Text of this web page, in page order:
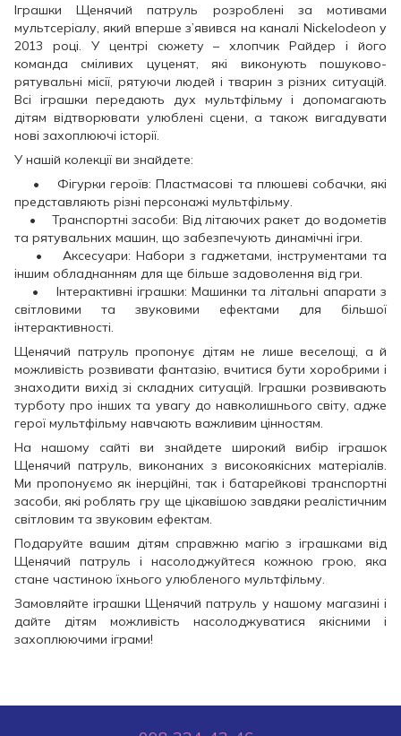
Іграшки Щенячий патруль розроблені за мотивами
мультсеріалу, який вперше з’явився на каналі Nickelodeon у
2013 році. У центрі сюжету – хлопчик Райдер і його
команда сміливих цуценят, які виконують пошуково-
рятувальні місії, рятуючи людей і тварин з різних ситуацій.
Всі іграшки передають дух мультфільму і допомагають
дітям відтворювати улюблені сцени, а також вигадувати
нові захоплюючі історії.
У нашій колекції ви знайдете:
• Фігурки героїв: Пластмасові та плюшеві собачки, які
представляють різні персонажі мультфільму.
• Транспортні засоби: Від літаючих ракет до водометів
та рятувальних машин, що забезпечують динамічні ігри.
• Аксесуари: Набори з гаджетами, інструментами та
іншим обладнанням для ще більше задоволення від гри.
• Інтерактивні іграшки: Машинки та літальні апарати з
світловими та звуковими ефектами для більшої
інтерактивності.
Щенячий патруль пропонує дітям не лише веселощі, а й
можливість розвивати фантазію, вчитися бути хоробрими і
знаходити вихід зі складних ситуацій. Іграшки розвивають
турботу про інших та увагу до навколишнього світу, адже
герої мультфільму навчають важливим цінностям.
На нашому сайті ви знайдете широкий вибір іграшок
Щенячий патруль, виконаних з високоякісних матеріалів.
Ми пропонуємо як інерційні, так і батарейкові транспортні
засоби, які роблять гру ще цікавішою завдяки реалістичним
світловим та звуковим ефектам.
Подаруйте вашим дітям справжню магію з іграшками від
Щенячий патруль і насолоджуйтеся кожною грою, яка
стане частиною їхнього улюбленого мультфільму.
Замовляйте іграшки Щенячий патруль у нашому магазині і
дайте дітям можливість насолоджуватися якісними і
захоплюючими іграми!